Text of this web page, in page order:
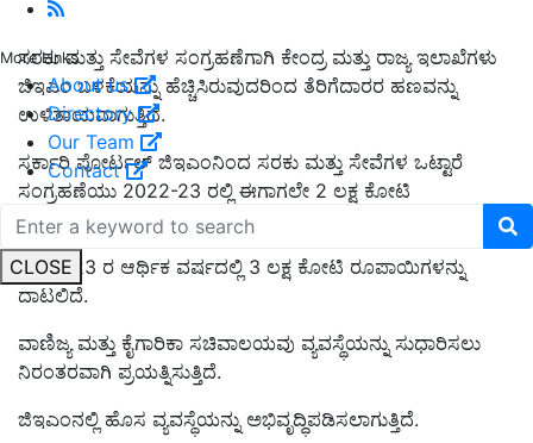
More Links
About us
Directory
Our Team
Contact
CLOSE
ಸರಕು ಮತ್ತು ಸೇವೆಗಳ ಸಂಗ್ರಹಣೆಗಾಗಿ ಕೇಂದ್ರ ಮತ್ತು ರಾಜ್ಯ ಇಲಾಖೆಗಳು
ಜಿಇಎಂ ಬಳಕೆಯನ್ನು ಹೆಚ್ಚಿಸಿರುವುದರಿಂದ ತೆರಿಗೆದಾರರ ಹಣವನ್ನು
ಉಳಿತಾಯವಾಗುತ್ತಿದೆ.
ಸರ್ಕಾರಿ ಪೋರ್ಟಲ್ ಜಿಇಎಂನಿಂದ ಸರಕು ಮತ್ತು ಸೇವೆಗಳ ಒಟ್ಟಾರೆ
ಸಂಗ್ರಹಣೆಯು 2022-23 ರಲ್ಲಿ ಈಗಾಗಲೇ 2 ಲಕ್ಷ ಕೋಟಿ
ರೂಪಾಯಿಗಳನ್ನು ದಾಟಿದೆ.
2022-23 ರ ಆರ್ಥಿಕ ವರ್ಷದಲ್ಲಿ 3 ಲಕ್ಷ ಕೋಟಿ ರೂಪಾಯಿಗಳನ್ನು
ದಾಟಲಿದೆ.
ವಾಣಿಜ್ಯ ಮತ್ತು ಕೈಗಾರಿಕಾ ಸಚಿವಾಲಯವು ವ್ಯವಸ್ಥೆಯನ್ನು ಸುಧಾರಿಸಲು
ನಿರಂತರವಾಗಿ ಪ್ರಯತ್ನಿಸುತ್ತಿದೆ.
ಜಿಇಎಂನಲ್ಲಿ ಹೊಸ ವ್ಯವಸ್ಥೆಯನ್ನು ಅಭಿವೃದ್ಧಿಪಡಿಸಲಾಗುತ್ತಿದೆ.